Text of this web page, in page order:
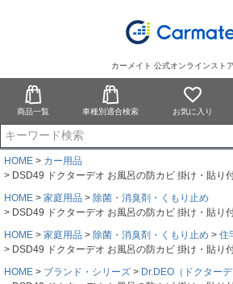
カーメイト 公式オンラインスト
商品一覧 車種別適合検索 お気に入り
HOME
カー用品
DSD49 ドクターデオ お風呂の防カビ 掛け・貼り
HOME
家庭用品
除菌・消臭剤・くもり止め
DSD49 ドクターデオ お風呂の防カビ 掛け・貼り
HOME
家庭用品 除菌・消臭剤・くもり止め
住
DSD49 ドクターデオ お風呂の防カビ 掛け・貼り
HOME
ブランド・シリーズ Dr.DEO（ドクターデ